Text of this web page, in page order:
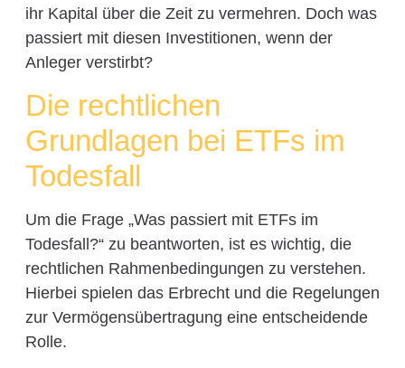
ihr Kapital über die Zeit zu vermehren. Doch was
passiert mit diesen Investitionen, wenn der
Anleger verstirbt?
Die rechtlichen
Grundlagen bei ETFs im
Todesfall
Um die Frage „Was passiert mit ETFs im
Todesfall?“ zu beantworten, ist es wichtig, die
rechtlichen Rahmenbedingungen zu verstehen.
Hierbei spielen das Erbrecht und die Regelungen
zur Vermögensübertragung eine entscheidende
Rolle.